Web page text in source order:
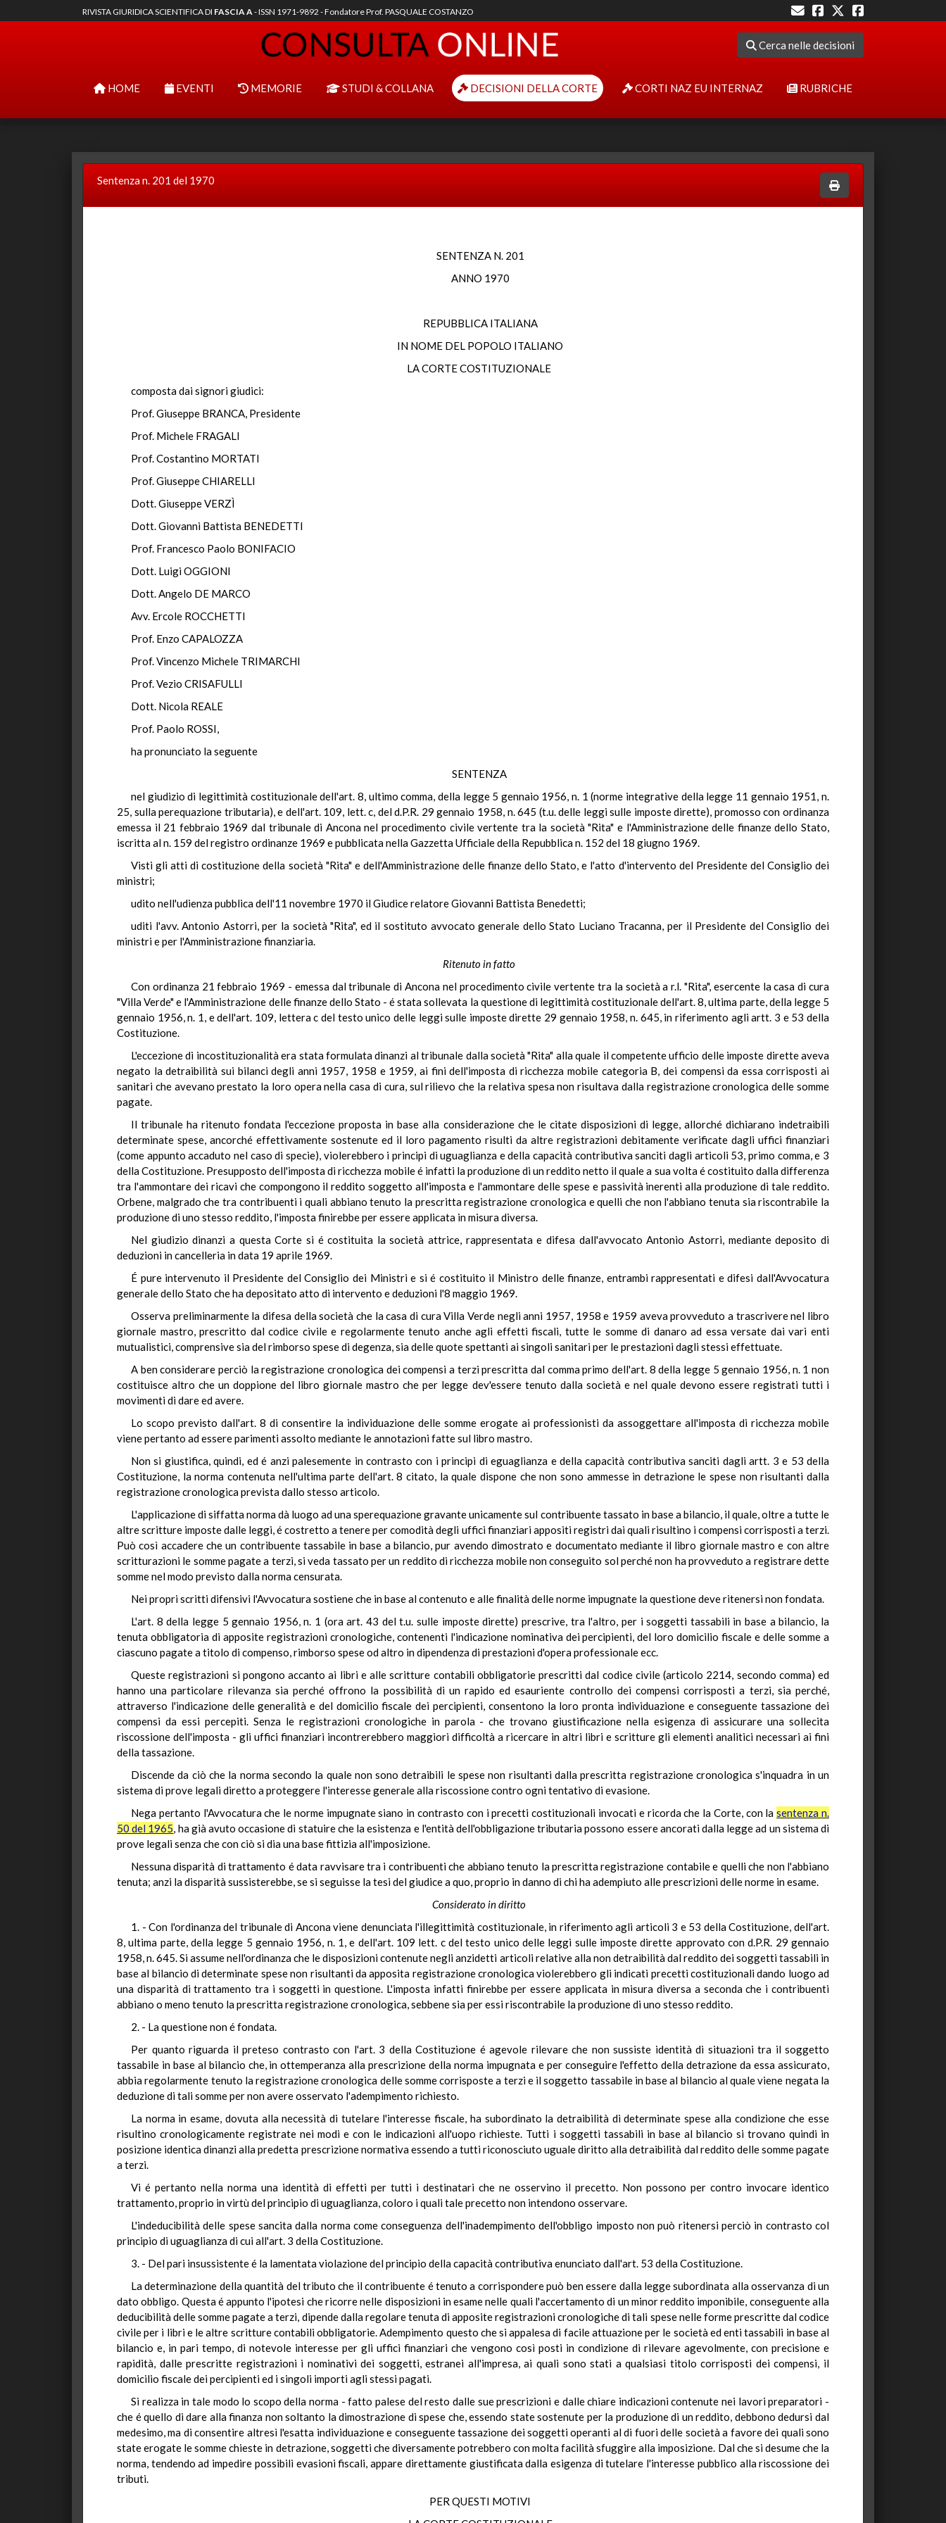
RIVISTA GIURIDICA SCIENTIFICA DI FASCIA A- ISSN 1971-9892 - Fondatore Prof. PASQUALE COSTANZO
Cerca nelle decisioni
HOME EVENTI MEMORIE STUDI & COLLANA DECISIONI DELLA CORTE CORTI NAZ EU INTERNAZ RUBRICHE
Sentenza n. 201 del 1970
SENTENZA N. 201
ANNO 1970
REPUBBLICA ITALIANA
IN NOME DEL POPOLO ITALIANO
LA CORTE COSTITUZIONALE
composta dai signori giudici:
Prof. Giuseppe BRANCA, Presidente
Prof. Michele FRAGALI
Prof. Costantino MORTATI
Prof. Giuseppe CHIARELLI
Dott. Giuseppe VERZÌ
Dott. Giovanni Battista BENEDETTI
Prof. Francesco Paolo BONIFACIO
Dott. Luigi OGGIONI
Dott. Angelo DE MARCO
Avv. Ercole ROCCHETTI
Prof. Enzo CAPALOZZA
Prof. Vincenzo Michele TRIMARCHI
Prof. Vezio CRISAFULLI
Dott. Nicola REALE
Prof. Paolo ROSSI,
ha pronunciato la seguente
SENTENZA
nel giudizio di legittimità costituzionale dell'art. 8, ultimo comma, della legge 5 gennaio 1956, n. 1 (norme integrative della legge 11 gennaio 1951, n.
25, sulla perequazione tributaria), e dell'art. 109, lett. c, del d.P.R. 29 gennaio 1958, n. 645 (t.u. delle leggi sulle imposte dirette), promosso con ordinanza
emessa il 21 febbraio 1969 dal tribunale di Ancona nel procedimento civile vertente tra la società "Rita" e l'Amministrazione delle finanze dello Stato,
iscritta al n. 159 del registro ordinanze 1969 e pubblicata nella Gazzetta Ufficiale della Repubblica n. 152 del 18 giugno 1969.
Visti gli atti di costituzione della società "Rita" e dell'Amministrazione delle finanze dello Stato, e l'atto d'intervento del Presidente del Consiglio dei
ministri;
udito nell'udienza pubblica dell'11 novembre 1970 il Giudice relatore Giovanni Battista Benedetti;
uditi l'avv. Antonio Astorri, per la società "Rita", ed il sostituto avvocato generale dello Stato Luciano Tracanna, per il Presidente del Consiglio dei
ministri e per l'Amministrazione finanziaria.
Ritenuto in fatto
Con ordinanza 21 febbraio 1969 - emessa dal tribunale di Ancona nel procedimento civile vertente tra la società a r.l. "Rita", esercente la casa di cura
"Villa Verde" e l'Amministrazione delle finanze dello Stato - é stata sollevata la questione di legittimità costituzionale dell'art. 8, ultima parte, della legge 5
gennaio 1956, n. 1, e dell'art. 109, lettera c del testo unico delle leggi sulle imposte dirette 29 gennaio 1958, n. 645, in riferimento agli artt. 3 e 53 della
Costituzione.
L'eccezione di incostituzionalità era stata formulata dinanzi al tribunale dalla società "Rita" alla quale il competente ufficio delle imposte dirette aveva
negato la detraibilità sui bilanci degli anni 1957, 1958 e 1959, ai fini dell'imposta di ricchezza mobile categoria B, dei compensi da essa corrisposti ai
sanitari che avevano prestato la loro opera nella casa di cura, sul rilievo che la relativa spesa non risultava dalla registrazione cronologica delle somme
pagate.
Il tribunale ha ritenuto fondata l'eccezione proposta in base alla considerazione che le citate disposizioni di legge, allorché dichiarano indetraibili
determinate spese, ancorché effettivamente sostenute ed il loro pagamento risulti da altre registrazioni debitamente verificate dagli uffici finanziari
(come appunto accaduto nel caso di specie), violerebbero i principi di uguaglianza e della capacità contributiva sanciti dagli articoli 53, primo comma, e 3
della Costituzione. Presupposto dell'imposta di ricchezza mobile é infatti la produzione di un reddito netto il quale a sua volta é costituito dalla differenza
tra l'ammontare dei ricavi che compongono il reddito soggetto all'imposta e l'ammontare delle spese e passività inerenti alla produzione di tale reddito.
Orbene, malgrado che tra contribuenti i quali abbiano tenuto la prescritta registrazione cronologica e quelli che non l'abbiano tenuta sia riscontrabile la
produzione di uno stesso reddito, l'imposta finirebbe per essere applicata in misura diversa.
Nel giudizio dinanzi a questa Corte si é costituita la società attrice, rappresentata e difesa dall'avvocato Antonio Astorri, mediante deposito di
deduzioni in cancelleria in data 19 aprile 1969.
É pure intervenuto il Presidente del Consiglio dei Ministri e si é costituito il Ministro delle finanze, entrambi rappresentati e difesi dall'Avvocatura
generale dello Stato che ha depositato atto di intervento e deduzioni l'8 maggio 1969.
Osserva preliminarmente la difesa della società che la casa di cura Villa Verde negli anni 1957, 1958 e 1959 aveva provveduto a trascrivere nel libro
giornale mastro, prescritto dal codice civile e regolarmente tenuto anche agli effetti fiscali, tutte le somme di danaro ad essa versate dai vari enti
mutualistici, comprensive sia del rimborso spese di degenza, sia delle quote spettanti ai singoli sanitari per le prestazioni dagli stessi effettuate.
A ben considerare perciò la registrazione cronologica dei compensi a terzi prescritta dal comma primo dell'art. 8 della legge 5 gennaio 1956, n. 1 non
costituisce altro che un doppione del libro giornale mastro che per legge dev'essere tenuto dalla società e nel quale devono essere registrati tutti i
movimenti di dare ed avere.
Lo scopo previsto dall'art. 8 di consentire la individuazione delle somme erogate ai professionisti da assoggettare all'imposta di ricchezza mobile
viene pertanto ad essere parimenti assolto mediante le annotazioni fatte sul libro mastro.
Non si giustifica, quindi, ed é anzi palesemente in contrasto con i principi di eguaglianza e della capacità contributiva sanciti dagli artt. 3 e 53 della
Costituzione, la norma contenuta nell'ultima parte dell'art. 8 citato, la quale dispone che non sono ammesse in detrazione le spese non risultanti dalla
registrazione cronologica prevista dallo stesso articolo.
L'applicazione di siffatta norma dà luogo ad una sperequazione gravante unicamente sul contribuente tassato in base a bilancio, il quale, oltre a tutte le
altre scritture imposte dalle leggi, é costretto a tenere per comodità degli uffici finanziari appositi registri dai quali risultino i compensi corrisposti a terzi.
Può così accadere che un contribuente tassabile in base a bilancio, pur avendo dimostrato e documentato mediante il libro giornale mastro e con altre
scritturazioni le somme pagate a terzi, si veda tassato per un reddito di ricchezza mobile non conseguito sol perché non ha provveduto a registrare dette
somme nel modo previsto dalla norma censurata.
Nei propri scritti difensivi l'Avvocatura sostiene che in base al contenuto e alle finalità delle norme impugnate la questione deve ritenersi non fondata.
L'art. 8 della legge 5 gennaio 1956, n. 1 (ora art. 43 del t.u. sulle imposte dirette) prescrive, tra l'altro, per i soggetti tassabili in base a bilancio, la
tenuta obbligatoria di apposite registrazioni cronologiche, contenenti l'indicazione nominativa dei percipienti, del loro domicilio fiscale e delle somme a
ciascuno pagate a titolo di compenso, rimborso spese od altro in dipendenza di prestazioni d'opera professionale ecc.
Queste registrazioni si pongono accanto ai libri e alle scritture contabili obbligatorie prescritti dal codice civile (articolo 2214, secondo comma) ed
hanno una particolare rilevanza sia perché offrono la possibilità di un rapido ed esauriente controllo dei compensi corrisposti a terzi, sia perché,
attraverso l'indicazione delle generalità e del domicilio fiscale dei percipienti, consentono la loro pronta individuazione e conseguente tassazione dei
compensi da essi percepiti. Senza le registrazioni cronologiche in parola - che trovano giustificazione nella esigenza di assicurare una sollecita
riscossione dell'imposta - gli uffici finanziari incontrerebbero maggiori difficoltà a ricercare in altri libri e scritture gli elementi analitici necessari ai fini
della tassazione.
Discende da ciò che la norma secondo la quale non sono detraibili le spese non risultanti dalla prescritta registrazione cronologica s'inquadra in un
sistema di prove legali diretto a proteggere l'interesse generale alla riscossione contro ogni tentativo di evasione.
Nega pertanto l'Avvocatura che le norme impugnate siano in contrasto con i precetti costituzionali invocati e ricorda che la Corte, con lasentenza n.
50 del 1965, ha già avuto occasione di statuire che la esistenza e l'entità dell'obbligazione tributaria possono essere ancorati dalla legge ad un sistema di
prove legali senza che con ciò si dia una base fittizia all'imposizione.
Nessuna disparità di trattamento é data ravvisare tra i contribuenti che abbiano tenuto la prescritta registrazione contabile e quelli che non l'abbiano
tenuta; anzi la disparità sussisterebbe, se si seguisse la tesi del giudice a quo, proprio in danno di chi ha adempiuto alle prescrizioni delle norme in esame.
Considerato in diritto
1. - Con l'ordinanza del tribunale di Ancona viene denunciata l'illegittimità costituzionale, in riferimento agli articoli 3 e 53 della Costituzione, dell'art.
8, ultima parte, della legge 5 gennaio 1956, n. 1, e dell'art. 109 lett. c del testo unico delle leggi sulle imposte dirette approvato con d.P.R. 29 gennaio
1958, n. 645. Si assume nell'ordinanza che le disposizioni contenute negli anzidetti articoli relative alla non detraibilità dal reddito dei soggetti tassabili in
base al bilancio di determinate spese non risultanti da apposita registrazione cronologica violerebbero gli indicati precetti costituzionali dando luogo ad
una disparità di trattamento tra i soggetti in questione. L'imposta infatti finirebbe per essere applicata in misura diversa a seconda che i contribuenti
abbiano o meno tenuto la prescritta registrazione cronologica, sebbene sia per essi riscontrabile la produzione di uno stesso reddito.
2. - La questione non é fondata.
Per quanto riguarda il preteso contrasto con l'art. 3 della Costituzione é agevole rilevare che non sussiste identità di situazioni tra il soggetto
tassabile in base al bilancio che, in ottemperanza alla prescrizione della norma impugnata e per conseguire l'effetto della detrazione da essa assicurato,
abbia regolarmente tenuto la registrazione cronologica delle somme corrisposte a terzi e il soggetto tassabile in base al bilancio al quale viene negata la
deduzione di tali somme per non avere osservato l'adempimento richiesto.
La norma in esame, dovuta alla necessità di tutelare l'interesse fiscale, ha subordinato la detraibilità di determinate spese alla condizione che esse
risultino cronologicamente registrate nei modi e con le indicazioni all'uopo richieste. Tutti i soggetti tassabili in base al bilancio si trovano quindi in
posizione identica dinanzi alla predetta prescrizione normativa essendo a tutti riconosciuto uguale diritto alla detraibilità dal reddito delle somme pagate
a terzi.
Vi é pertanto nella norma una identità di effetti per tutti i destinatari che ne osservino il precetto. Non possono per contro invocare identico
trattamento, proprio in virtù del principio di uguaglianza, coloro i quali tale precetto non intendono osservare.
L'indeducibilità delle spese sancita dalla norma come conseguenza dell'inadempimento dell'obbligo imposto non può ritenersi perciò in contrasto col
principio di uguaglianza di cui all'art. 3 della Costituzione.
3. - Del pari insussistente é la lamentata violazione del principio della capacità contributiva enunciato dall'art. 53 della Costituzione.
La determinazione della quantità del tributo che il contribuente é tenuto a corrispondere può ben essere dalla legge subordinata alla osservanza di un
dato obbligo. Questa é appunto l'ipotesi che ricorre nelle disposizioni in esame nelle quali l'accertamento di un minor reddito imponibile, conseguente alla
deducibilità delle somme pagate a terzi, dipende dalla regolare tenuta di apposite registrazioni cronologiche di tali spese nelle forme prescritte dal codice
civile per i libri e le altre scritture contabili obbligatorie. Adempimento questo che si appalesa di facile attuazione per le società ed enti tassabili in base al
bilancio e, in pari tempo, di notevole interesse per gli uffici finanziari che vengono così posti in condizione di rilevare agevolmente, con precisione e
rapidità, dalle prescritte registrazioni i nominativi dei soggetti, estranei all'impresa, ai quali sono stati a qualsiasi titolo corrisposti dei compensi, il
domicilio fiscale dei percipienti ed i singoli importi agli stessi pagati.
Si realizza in tale modo lo scopo della norma - fatto palese del resto dalle sue prescrizioni e dalle chiare indicazioni contenute nei lavori preparatori -
che é quello di dare alla finanza non soltanto la dimostrazione di spese che, essendo state sostenute per la produzione di un reddito, debbono dedursi dal
medesimo, ma di consentire altresì l'esatta individuazione e conseguente tassazione dei soggetti operanti al di fuori delle società a favore dei quali sono
state erogate le somme chieste in detrazione, soggetti che diversamente potrebbero con molta facilità sfuggire alla imposizione. Dal che si desume che la
norma, tendendo ad impedire possibili evasioni fiscali, appare direttamente giustificata dalla esigenza di tutelare l'interesse pubblico alla riscossione dei
tributi.
PER QUESTI MOTIVI